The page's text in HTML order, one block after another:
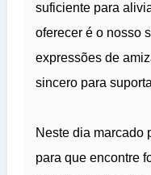
suficiente para
oferecer é o nosso
expressões de
sincero para
Neste dia marcado
para que encontre